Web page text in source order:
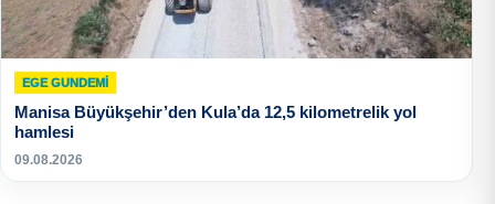
EGE GUNDEMİ
Manisa Büyükşehir’den Kula’da 12,5 kilometrelik yol
hamlesi
09.08.2026